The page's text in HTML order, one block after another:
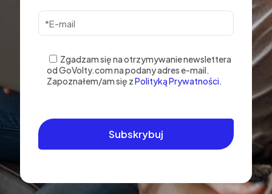
Zgadzam się na otrzymywanie newslettera
od GoVolty.com na podany adres e-mail.
Zapoznałem/am się zPolityką Prywatności.